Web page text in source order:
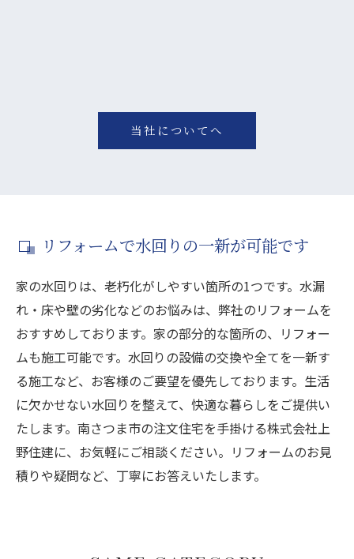
当社についてへ
リフォームで水回りの一新が可能です
家の水回りは、老朽化がしやすい箇所の1つです。水漏
れ・床や壁の劣化などのお悩みは、弊社のリフォームを
おすすめしております。家の部分的な箇所の、リフォー
ムも施工可能です。水回りの設備の交換や全てを一新す
る施工など、お客様のご要望を優先しております。生活
に欠かせない水回りを整えて、快適な暮らしをご提供い
たします。南さつま市の注文住宅を手掛ける株式会社上
野住建に、お気軽にご相談ください。リフォームのお見
積りや疑問など、丁寧にお答えいたします。